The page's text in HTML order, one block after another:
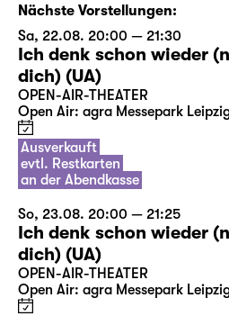
Nächste Vorstellungen:
Sa, 22.08. 20:00 — 21:30
Ich denk schon wieder
dich) (UA)
OPEN-AIR-THEATER
Open Air: agra Messepark
Ausverkauft
evtl. Restkarten
an der Abendkasse
So, 23.08. 20:00 — 21:25
Ich denk schon wieder
dich) (UA)
OPEN-AIR-THEATER
Open Air: agra Messepark